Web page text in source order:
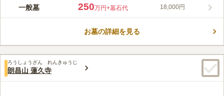
海蔵寺は、1540年(天文9年)に、和田蔵門内に創建され、現在地
原翆軒夫妻の墓などがあります。 閑静な寺町にあり、歴史が色
りすることができます。
口コミ評価
みんなの評価
周辺には花屋も有り、不便は無い。食事をする所も多数有、不便
一般墓 250万円+墓石代 18,000円
お墓の詳細を見る
ろうしょうざん れんきゅうじ
朗昌山 蓮久寺